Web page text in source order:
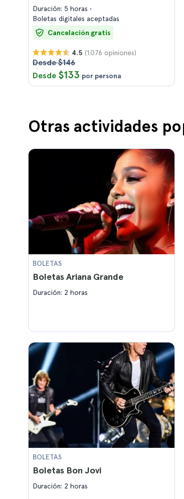
Duración: 5 horas
Boletas digitales aceptadas
Cancelación gratis
4.5 (1.076 opiniones)
Desde $146
Desde $133 por persona
Otras actividades
BOLETAS
Boletas Ariana Grande
Duración: 2 horas
BOLETAS
Boletas Bon Jovi
Duración: 2 horas